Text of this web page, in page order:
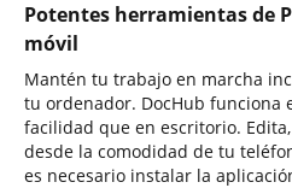
Potentes herramientas de
móvil
Mantén tu trabajo en marcha
tu ordenador. DocHub funciona
facilidad que en escritorio.
desde la comodidad de tu
es necesario instalar la